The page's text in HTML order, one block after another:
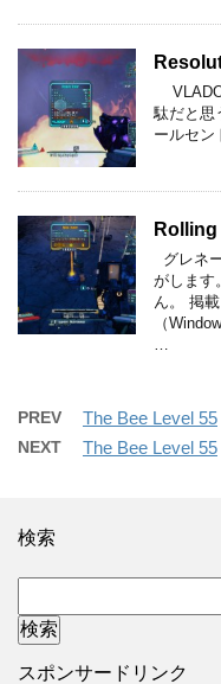
駄だと思
ールセン
グレネ
がします
ん。 掲
（
PREV The Bee Level 55
NEXT The Bee Level 55
検索
スポンサードリンク